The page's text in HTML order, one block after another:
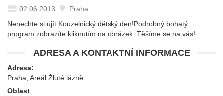
02.06.2013
Praha
Nenechte si ujít Kouzelnický dětský den!Podrobný bohatý
program zobrazíte kliknutím na obrázek. Těšíme se na vás!
ADRESA A KONTAKTNÍ INFORMACE
Adresa:
Praha, Areál Žluté lázně
Oblast